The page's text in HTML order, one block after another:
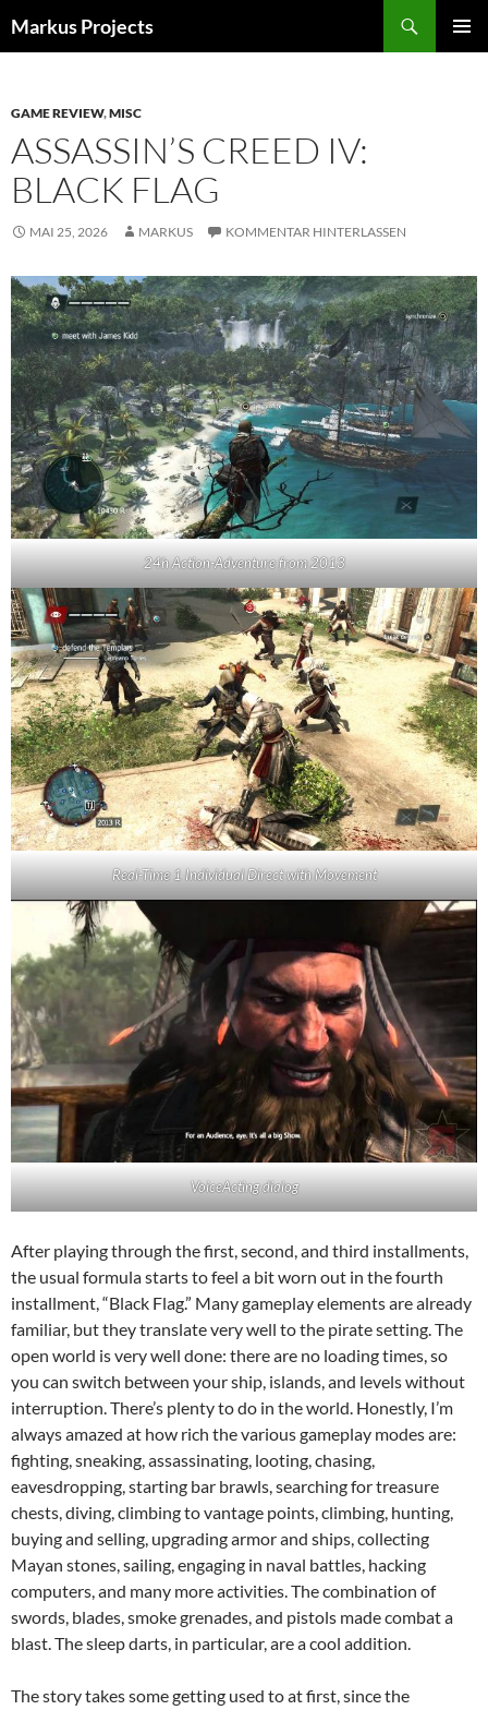
Inhalt
Markus Projects
GAME REVIEW,MISC
ASSASSIN’S CREED IV:
BLACK FLAG
MAI 25, 2026 MARKUS KOMMENTAR HINTERLASSEN
24h Action-Adventure from 2013
Real-Time 1 Individual Direct with Movement
VoiceActing dialog
After playing through the first, second, and third installments,
the usual formula starts to feel a bit worn out in the fourth
installment, “Black Flag.” Many gameplay elements are already
familiar, but they translate very well to the pirate setting. The
open world is very well done: there are no loading times, so
you can switch between your ship, islands, and levels without
interruption. There’s plenty to do in the world. Honestly, I’m
always amazed at how rich the various gameplay modes are:
fighting, sneaking, assassinating, looting, chasing,
eavesdropping, starting bar brawls, searching for treasure
chests, diving, climbing to vantage points, climbing, hunting,
buying and selling, upgrading armor and ships, collecting
Mayan stones, sailing, engaging in naval battles, hacking
computers, and many more activities. The combination of
swords, blades, smoke grenades, and pistols made combat a
blast. The sleep darts, in particular, are a cool addition.
The story takes some getting used to at first, since the